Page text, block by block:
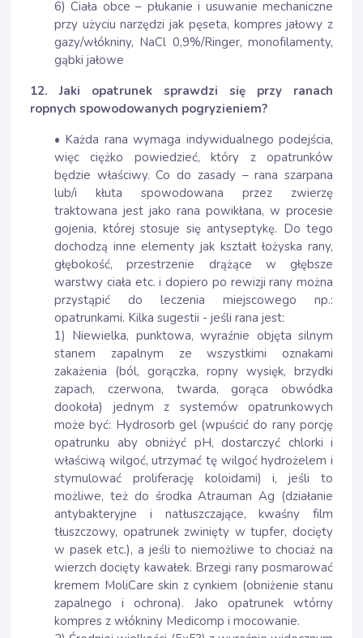
6) Ciała obce – płukanie i usuwanie mechaniczne
przy użyciu narzędzi jak pęseta, kompres jałowy z
gazy/włókniny, NaCl 0,9%/Ringer, monofilamenty,
gąbki jałowe
12. Jaki opatrunek sprawdzi się przy ranach
ropnych spowodowanych pogryzieniem?
• Każda rana wymaga indywidualnego podejścia,
więc ciężko powiedzieć, który z opatrunków
będzie właściwy. Co do zasady – rana szarpana
lub/i kłuta spowodowana przez zwierzę
traktowana jest jako rana powikłana, w procesie
gojenia, której stosuje się antyseptykę. Do tego
dochodzą inne elementy jak kształt łożyska rany,
głębokość, przestrzenie drążące w głębsze
warstwy ciała etc. i dopiero po rewizji rany można
przystąpić do leczenia miejscowego np.:
opatrunkami. Kilka sugestii - jeśli rana jest:
1) Niewielka, punktowa, wyraźnie objęta silnym
stanem zapalnym ze wszystkimi oznakami
zakażenia (ból, gorączka, ropny wysięk, brzydki
zapach, czerwona, twarda, gorąca obwódka
dookoła) jednym z systemów opatrunkowych
może być: Hydrosorb gel (wpuścić do rany porcję
opatrunku aby obniżyć pH, dostarczyć chlorki i
właściwą wilgoć, utrzymać tę wilgoć hydrożelem i
stymulować proliferację koloidami) i, jeśli to
możliwe, też do środka Atrauman Ag (działanie
antybakteryjne i natłuszczające, kwaśny film
tłuszczowy, opatrunek zwinięty w tupfer, docięty
w pasek etc.), a jeśli to niemożliwe to chociaż na
wierzch docięty kawałek. Brzegi rany posmarować
kremem MoliCare skin z cynkiem (obniżenie stanu
zapalnego i ochrona). Jako opatrunek wtórny
kompres z włókniny Medicomp i mocowanie.